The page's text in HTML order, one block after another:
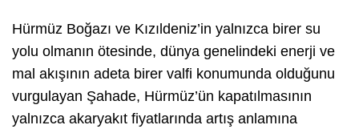
Hürmüz Boğazı ve Kızıldeniz’in yalnızca birer su
yolu olmanın ötesinde, dünya genelindeki enerji ve
mal akışının adeta birer valfi konumunda olduğunu
vurgulayan Şahade, Hürmüz’ün kapatılmasının
yalnızca akaryakıt fiyatlarında artış anlamına